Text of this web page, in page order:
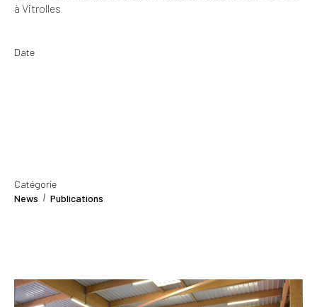
à Vitrolles
Date
Catégorie
News
Publications